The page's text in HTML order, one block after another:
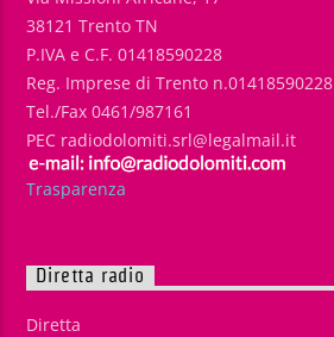
38121 Trento TN
P.IVA e C.F. 01418590228
Reg. Imprese di Trento n.01418590228
Tel./Fax 0461/987161
PEC radiodolomiti.srl@legalmail.it
Trasparenza
Diretta radio
Diretta